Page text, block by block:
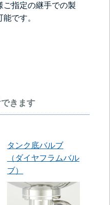
ご指定の継手での製
です。
きます
タンク底バルブ
（ダイヤフラムバル
ブ）